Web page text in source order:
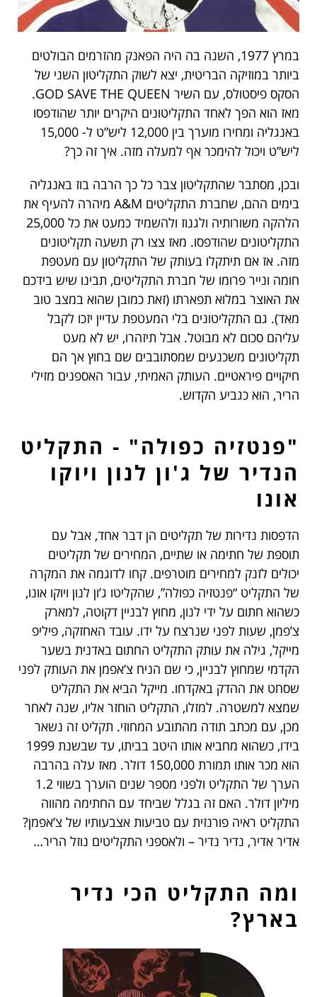
במרץ 1977, השנה בה היה הפאנק מהזרמים הבולטים
ביותר במוזיקה הבריטית, יצא לשוק התקליטון השני של
הסקס פיסטולס, עם השיר GOD SAVE THE QUEEN.
מאז הוא הפך לאחד התקליטונים היקרים יותר שהודפסו
באנגליה ומחירו מוערך בין 12,000 ליש”ט ל- 15,000
ליש”ט ויכול להימכר אף למעלה מזה. איך זה כך?
ובכן, מסתבר שהתקליטון צבר כל כך הרבה בוז באנגליה
בימים ההם, שחברת התקליטים A&M מיהרה להעיף את
הלהקה משורותיה ולגנוז ולהשמיד כמעט את כל 25,000
התקליטונים שהודפסו. מאז צצו רק תשעה תקליטונים
מזה. אז אם תיתקלו בעותק של התקליטון עם מעטפת
חומה ונייר פרומו של חברת התקליטים, תבינו שיש בידכם
את האוצר במלוא תפארתו (זאת כמובן שהוא במצב טוב
מאד). גם התקליטונים בלי המעטפת עדיין יזכו לקבל
עליהם סכום לא מבוטל. אבל תיזהרו, יש לא מעט
תקליטונים משכנעים שמסתובבים שם בחוץ אך הם
חיקויים פיראטיים. העותק האמיתי, עבור האספנים מזילי
הריר, הוא כגביע הקדוש.
"פנטזיה כפולה" - התקליט
הנדיר של ג'ון לנון ויוקו
אונו
הדפסות נדירות של תקליטים הן דבר אחד, אבל עם
תוספת של חתימה או שתיים, המחירים של תקליטים
יכולים לזנק למחירים מוטרפים. קחו לדוגמה את המקרה
של התקליט “פנטזיה כפולה”, שהקליטו ג’ון לנון ויוקו אונו,
כשהוא חתום על ידי לנון, מחוץ לבניין דקוטה, למארק
צ’פמן, שעות לפני שנרצח על ידו. עובד האחזקה, פיליפ
מייקל, גילה את עותק התקליט החתום באדנית בשער
הקדמי שמחוץ לבניין, כי שם הניח צ’אפמן את העותק לפני
שסחט את ההדק באקדחו. מייקל הביא את התקליט
שמצא למשטרה. למזלו, התקליט הוחזר אליו, שנה לאחר
מכן, עם מכתב תודה מהתובע המחוזי. תקליט זה נשאר
בידו, כשהוא מחביא אותו היטב בביתו, עד שבשנת 1999
הוא מכר אותו תמורת 150,000 דולר. מאז עלה בהרבה
הערך של התקליט ולפני מספר שנים הוערך בשווי 1.2
מיליון דולר. האם זה בגלל שביחד עם החתימה מהווה
התקליט ראיה פורנזית עם טביעות אצבעותיו של צ’אפמן?
אדיר אדיר, נדיר נדיר – ולאספני התקליטים נוזל הריר…
ומה התקליט הכי נדיר
בארץ?